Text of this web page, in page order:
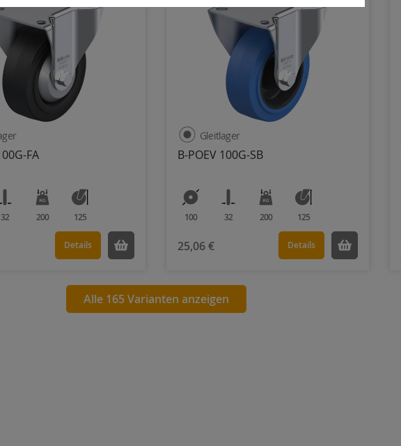
FA
32 200 125
Details
B-POEV 100G-SB
Gleitlager
100 32 200 125
25,06 € Details
Alle 165 Varianten anzeigen